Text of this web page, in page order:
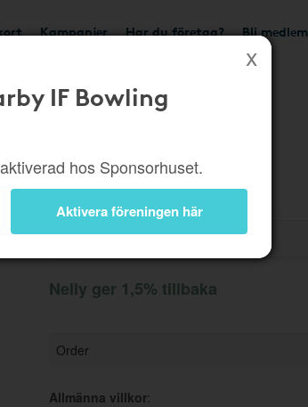
Kampanjer Har du företag? Bli medlem
IF Bowling
hos Sponsorhuset.
Aktivera föreningen här
Information
Nelly ger 1,5% tillbaka
Order
Allmänna villkor: